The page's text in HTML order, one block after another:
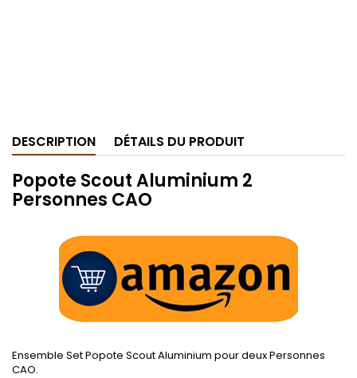
DESCRIPTION DÉTAILS DU PRODUIT
Popote Scout Aluminium 2
Personnes CAO
.
Ensemble Set Popote Scout Aluminium pour deux Personnes
CAO.